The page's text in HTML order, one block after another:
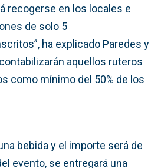
recogerse en los locales e
de solo 5
ha explicado Paredes y
aquellos ruteros
como mínimo del 50% de los
bebida y el importe será de
evento, se entregará una